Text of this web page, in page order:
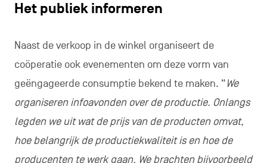
Het publiek informeren
Naast de verkoop in de winkel organiseert de
coöperatie ook evenementen om deze vorm van
geëngageerde consumptie bekend te maken. “We
organiseren infoavonden over de productie. Onlangs
legden we uit wat de prijs van de producten omvat,
hoe belangrijk de productiekwaliteit is en hoe de
producenten te werk gaan. We brachten bijvoorbeeld